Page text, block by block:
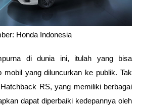
Honda Indonesia
di dunia ini, itulah yang bisa
mobil yang diluncurkan ke publik. Tak
RS, yang memiliki berbagai
dapat diperbaiki kedepannya oleh